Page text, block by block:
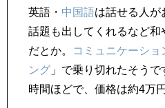
英語・ 中国語は話せる人が
話題も出してくれるなど
だとか。
コミュニケーショ
ング 」で乗り切れたそう
時間ほどで、価格は約4万